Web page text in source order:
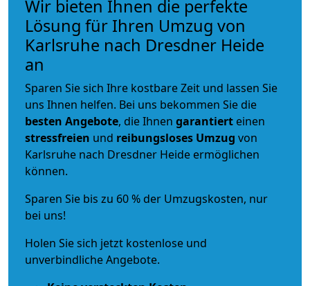
Wir bieten Ihnen die perfekte
Lösung für Ihren Umzug von
Karlsruhe nach Dresdner Heide
an
Sparen Sie sich Ihre kostbare Zeit und lassen Sie
uns Ihnen helfen. Bei uns bekommen Sie die
besten Angebote, die Ihnen garantiert einen
stressfreien und reibungsloses Umzug von
Karlsruhe nach Dresdner Heide ermöglichen
können.
Sparen Sie bis zu 60 % der Umzugskosten, nur
bei uns!
Holen Sie sich jetzt kostenlose und
unverbindliche Angebote.